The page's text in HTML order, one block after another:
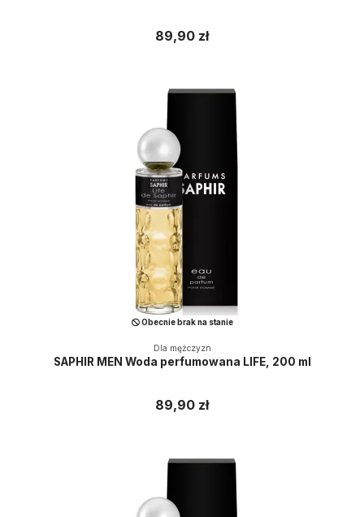
89,90 zł
Obecnie brak na stanie
Dla mężczyzn
SAPHIR MEN Woda perfumowana LIFE, 200 ml
89,90 zł